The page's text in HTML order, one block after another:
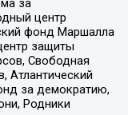
за
центр
фонд Маршалла
защиты
Свободная
Атлантический
за демократию,
Родники